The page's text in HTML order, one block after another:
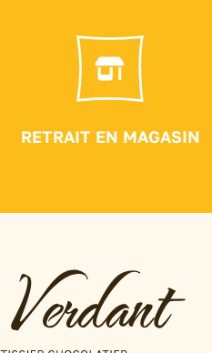
RETRAIT EN MAGASIN